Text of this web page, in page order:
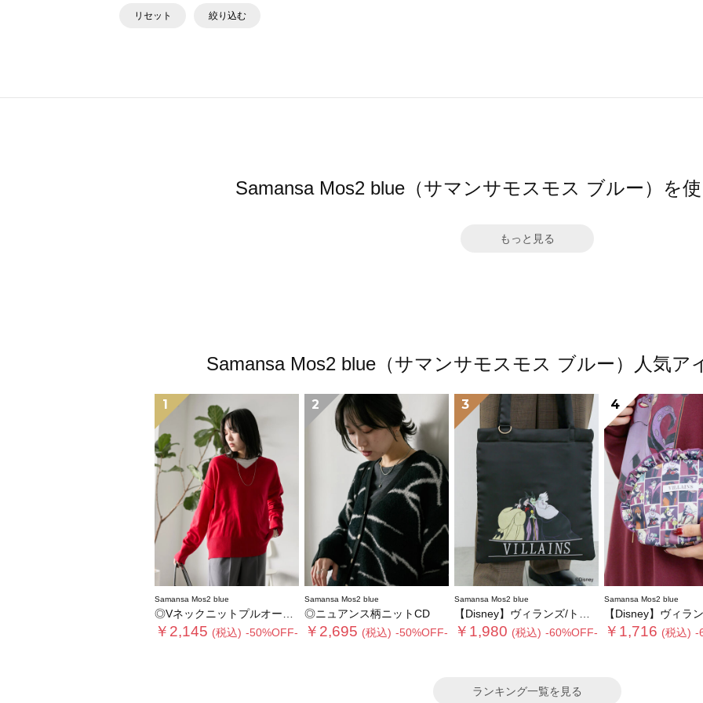
リセット 絞り込む
Samansa Mos2 blue（サマンサモスモス ブルー）を
もっと見る
Samansa Mos2 blue（サマンサモスモス ブルー）人気ア
1
Samansa Mos2 blue
◎Vネックニットプルオーバー
￥2,145 (税込) -50%OFF-
2
Samansa Mos2 blue
◎ニュアンス柄ニットCD
￥2,695 (税込) -50%OFF-
3
Samansa Mos2 blue
【Disney】ヴィランズ/トートバッグ
￥1,980 (税込) -60%OFF-
4
Samansa Mos2 blue
【Disney】ヴィランズ/フリ
￥1,716 (税込) -
ランキング一覧を見る